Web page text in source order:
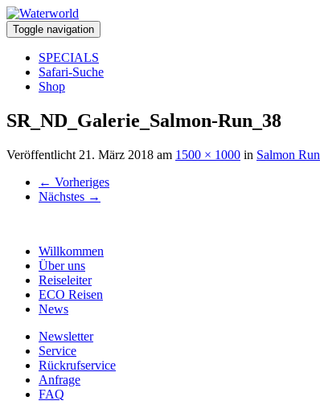
Toggle navigation
SPECIALS
Safari-Suche
Shop
SR_ND_Galerie_Salmon-Run_38
Veröffentlicht 21. März 2018 am 1500 × 1000 in Salmon Run
← Vorheriges
Nächstes →
Willkommen
Über uns
Reiseleiter
ECO Reisen
News
Newsletter
Service
Rückrufservice
Anfrage
FAQ